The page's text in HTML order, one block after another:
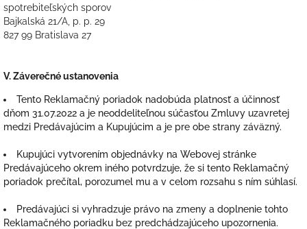
spotrebiteľských sporov
Bajkalská 21/A, p. p. 29
827 99 Bratislava 27
V.Záverečné ustanovenia
Tento Reklamačný poriadok nadobúda platnosť a účinnosť
dňom 31.07.2022 a je neoddeliteľnou súčasťou Zmluvy uzavretej
medzi Predávajúcim a Kupujúcim a je pre obe strany záväzný.
Kupujúci vytvorením objednávky na Webovej stránke
Predávajúceho okrem iného potvrdzuje, že si tento Reklamačný
poriadok prečítal, porozumel mu a v celom rozsahu s ním súhlasí.
Predávajúci si vyhradzuje právo na zmeny a doplnenie tohto
Reklamačného poriadku bez predchádzajúceho upozornenia.